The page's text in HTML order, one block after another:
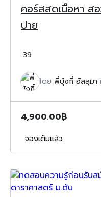
คอร์สสดเนื้อหา ส
บ่าย
39
โดย พี่บุ้งกี๋ อัสสุมา
4,900.00฿
จองเต็มแล้ว